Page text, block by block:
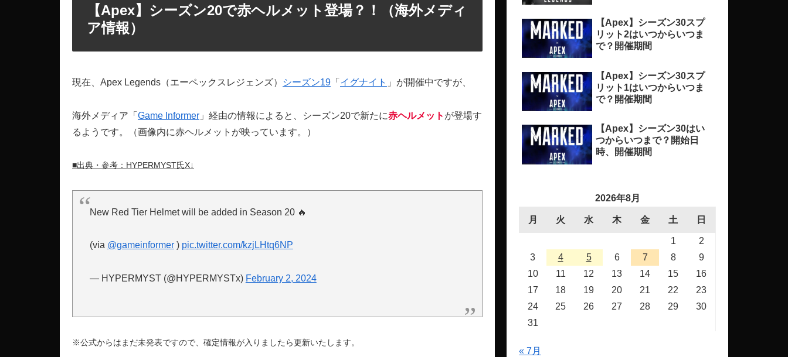
【Apex】シーズン20で赤ヘルメット登場？！（海外メディ
ア情報）
現在、Apex Legends（エーペックスレジェンズ） シーズン19 「 イグナイト 」が開催中ですが、
海外メディア「 Game Informer 」経由の情報によると、シーズン20で新たに赤ヘルメット が登場す
るようです。（画像内に赤ヘルメットが映っています。）
■出典・参考：HYPERMYST氏X↓
New Red Tier Helmet will be added in Season 20 🔥
(via @gameinformer) pic.twitter.com/kzjLHtq6NP
— HYPERMYST (@HYPERMYSTx) February 2, 2024
※公式からはまだ未発表ですので、確定情報が入りましたら更新いたします。
【Apex】シーズン30スプ
リット2はいつからいつま
で？開催期間
【Apex】シーズン30スプ
リット1はいつからいつま
で？開催期間
【Apex】シーズン30はい
つからいつまで？開始日
時、開催期間
2026年8月
月 火 水 木 金 土 日
1
2
3
4 5 6 7 8
9
10
11 12 13 14 15
16
17
18 19 20 21 22
23
24
25 26 27 28 29
30
31
« 7月